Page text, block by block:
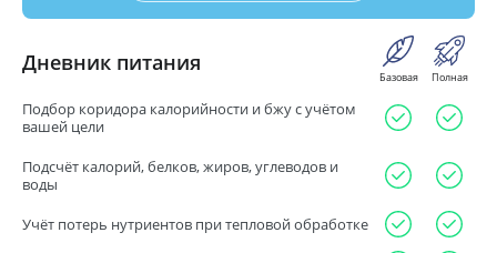
Дневник питания
Базовая Полная
Подбор коридора калорийности и бжу с учётом
вашей цели
Подсчёт калорий, белков, жиров, углеводов и
воды
Учёт потерь нутриентов при тепловой обработке